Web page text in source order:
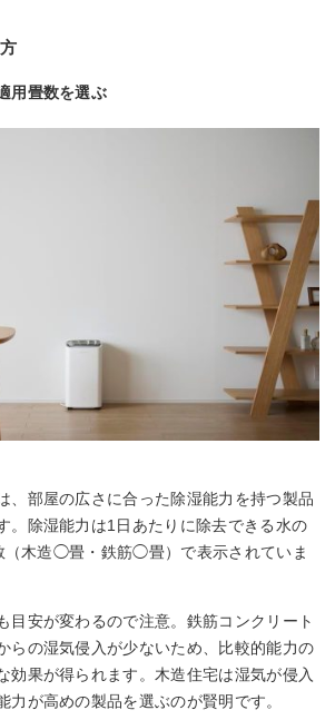
用畳数を選ぶ
、部屋の広さに合った除湿能力を持つ製品
。除湿能力は1日あたりに除去できる水の
（木造◯畳・鉄筋◯畳）で表示されていま
目安が変わるので注意。鉄筋コンクリート
らの湿気侵入が少ないため、比較的能力の
効果が得られます。木造住宅は湿気が侵入
力が高めの製品を選ぶのが賢明です。